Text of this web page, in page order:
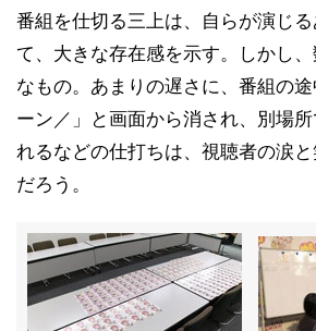
番組を仕切る三上は、自らが演じ
て、大きな存在感を示す。しかし
なもの。あまりの遅さに、番組の
ーン／」と画面から消され、別場
れるなどの仕打ちは、視聴者の涙
だろう。